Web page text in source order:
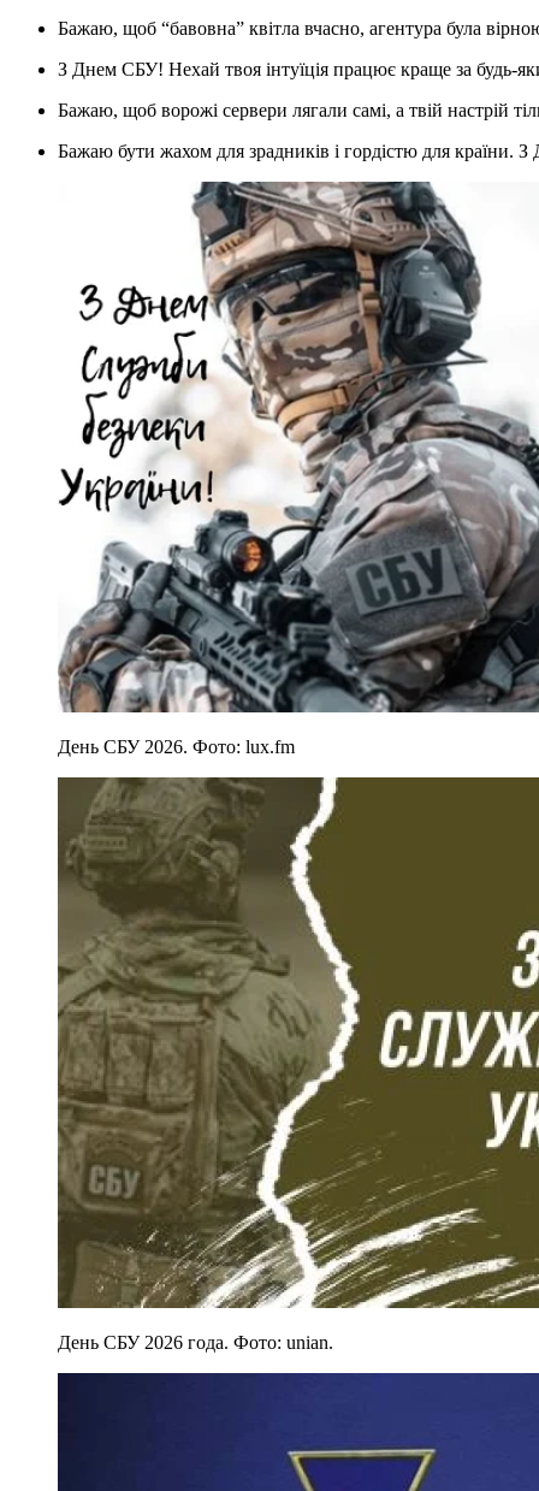
Бажаю, щоб “бавовна” квітла вчасно, агентура була
З Днем СБУ! Нехай твоя інтуїція працює краще за будь-
Бажаю, щоб ворожі сервери лягали самі, а твій настрій
Бажаю бути жахом для зрадників і гордістю для країни.
День СБУ 2026. Фото: lux.fm
День СБУ 2026 года. Фото: unian.